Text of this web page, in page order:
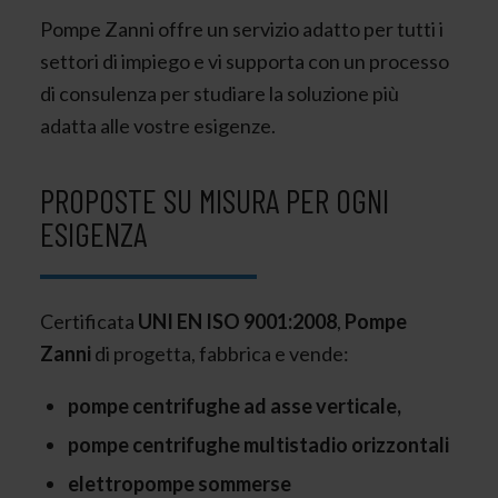
Pompe Zanni offre un servizio adatto per tutti i
settori di impiego e vi supporta con un processo
di consulenza per studiare la soluzione più
adatta alle vostre esigenze.
PROPOSTE SU MISURA PER OGNI
ESIGENZA
Certificata UNI EN ISO 9001:2008, Pompe
Zanni di progetta, fabbrica e vende:
pompe centrifughe ad asse verticale,
pompe centrifughe multistadio orizzontali
elettropompe sommerse